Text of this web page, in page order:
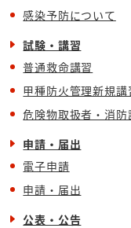
感染予防について
試験・講習
普通救命講習
甲種防火管理新規講
危険物取扱者・消
申請・届出
電子申請
申請・届出
公表・公告